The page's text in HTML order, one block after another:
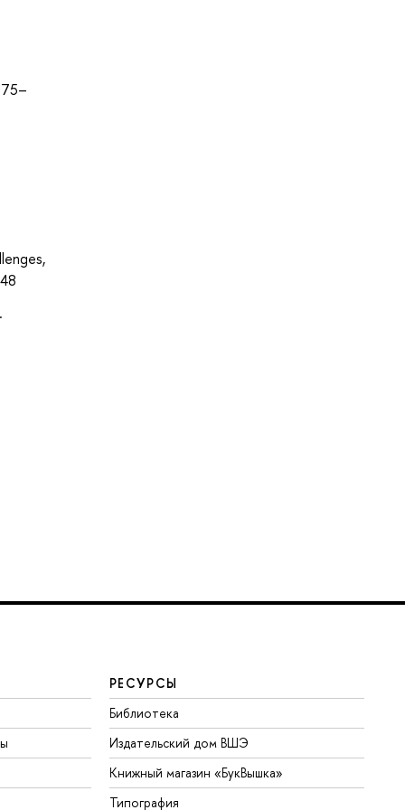
РЕСУРСЫ
Библиотека
Издательский дом ВШЭ
Книжный магазин «БукВышка»
Типография